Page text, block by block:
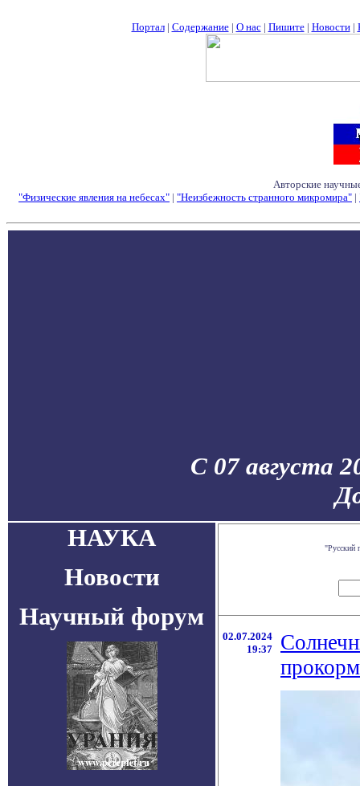
Портал| Содержание| О нас| Пишите| Новости|
Авторские
"Физические явления на небесах" | "Неизбежность странного микромира" |
С 07 августа
НАУКА
Новости
Научный форум
"Русский
02.07.2024
19:37